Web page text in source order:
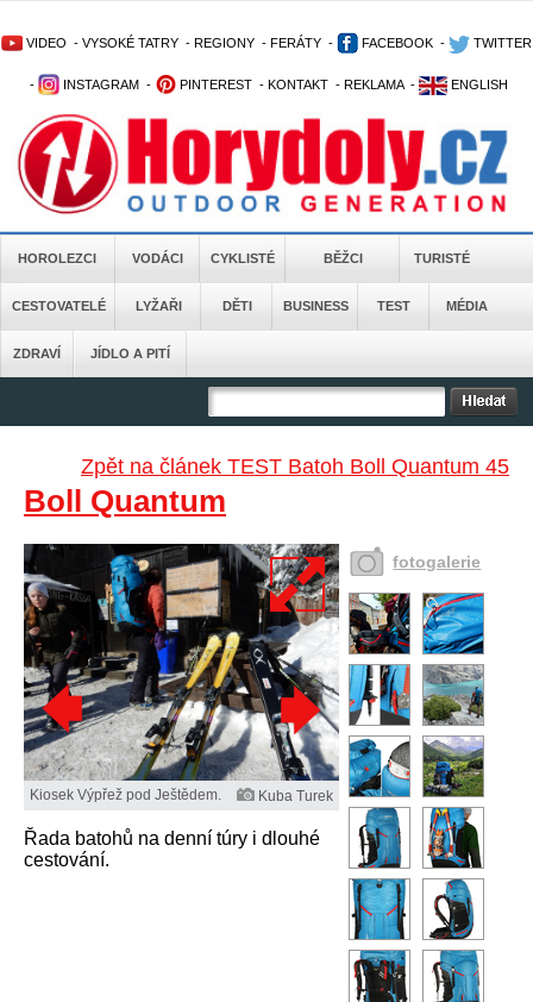
VIDEO - VYSOKÉ TATRY - REGIONY - FERÁTY - FACEBOOK - TWITTER
- INSTAGRAM - PINTEREST - KONTAKT - REKLAMA - ENGLISH
HOROLEZCI VODÁCI CYKLISTÉ BĚŽCI TURISTÉ
CESTOVATELÉ LYŽAŘI DĚTI BUSINESS TEST MÉDIA
ZDRAVÍ JÍDLO A PITÍ
Zpět na článek TEST Batoh Boll Quantum 45
Boll Quantum
Kiosek Výpřež pod Ještědem. Kuba Turek
Řada batohů na denní túry i dlouhé
cestování.
fotogalerie